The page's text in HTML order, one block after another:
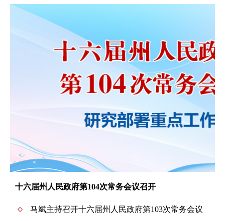
十六届州人民政府第104次常务会议召开
马斌主持召开十六届州人民政府第103次常务会议